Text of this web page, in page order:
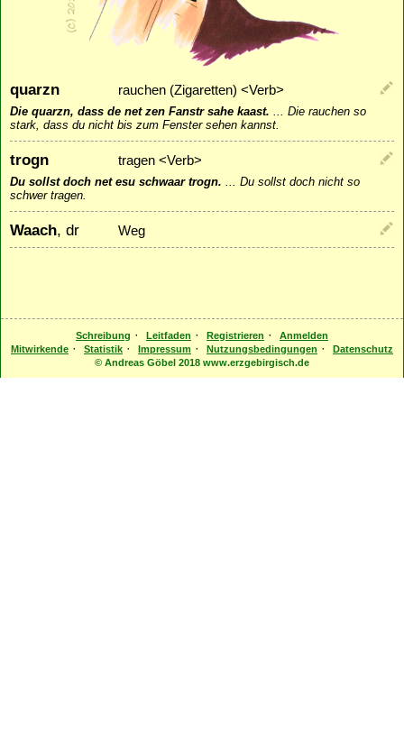
quarzn rauchen (Zigaretten) <Verb>
Die quarzn, dass de net zen Fanstr sahe kaast. ... Die rauchen so
stark, dass du nicht bis zum Fenster sehen kannst.
trogn tragen <Verb>
Du sollst doch net esu schwaar trogn. ... Du sollst doch nicht so
schwer tragen.
Waach, dr Weg
Schreibung · Leitfaden · Registrieren ·
Anmelden
Mitwirkende · Statistik · Impressum · Nutzungsbedingungen ·
Datenschutz
© Andreas Göbel 2018 www.erzgebirgisch.de